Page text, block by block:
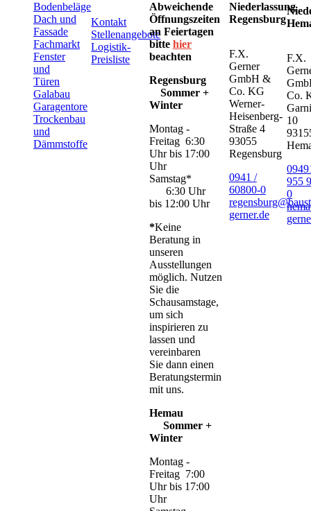
Bodenbeläge
Dach und
Fassade
Fachmarkt
Fenster
und
Türen
Galabau
Garagentore
Trockenbau
und
Dämmstoffe
Kontakt
Stellenangebote
Logistik-
Preisliste
Abweichende
Öffnungszeiten
an Feiertagen
bitte hier
beachten
Regensburg
Sommer +
Winter
Montag -
Freitag 6:30
Uhr bis 17:00
Uhr
Samstag*
6:30 Uhr
bis 12:00 Uhr
*Keine
Beratung in
unseren
Ausstellungen
möglich. Nutzen
Sie die
Schausamstage,
um sich
inspirieren zu
lassen und
vereinbaren
Sie dann einen
Beratungstermin
mit uns.
Hemau
Sommer +
Winter
Montag -
Freitag 7:00
Uhr bis 17:00
Uhr
Niederlassung
Regensburg
F.X.
Gerner
GmbH &
Co. KG
Werner-
Heisenberg-
Straße 4
93055
Regensburg
0941 /
60800-0
gerner.de
F.X.
Co.
10
955
0